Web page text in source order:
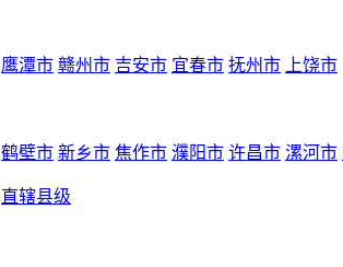
鹰潭市 赣州市 吉安市 宜春市 抚州市 上饶市
鹤壁市 新乡市 焦作市 濮阳市 许昌市 漯河市
直辖县级